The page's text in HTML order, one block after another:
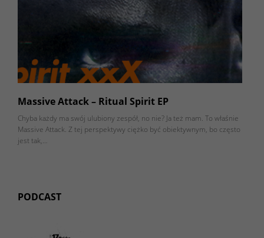
Massive Attack – Ritual Spirit EP
Chyba każdy ma swój ulubiony zespół, no nie? Ja też mam. To właśnie
Massive Attack. Z tej perspektywy ciężko być obiektywnym, bo często
jest tak,…
PODCAST